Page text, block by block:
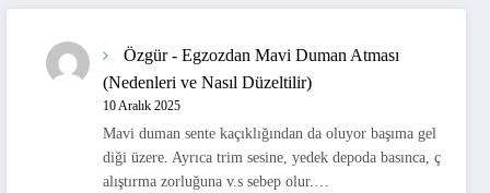
Özgür-Egzozdan Mavi Duman Atması
(Nedenleri ve Nasıl Düzeltilir)
10 Aralık 2025
Mavi duman sente kaçıklığından da oluyor başıma gel
diği üzere. Ayrıca trim sesine, yedek depoda basınca, ç
alıştırma zorluğuna v.s sebep olur.…